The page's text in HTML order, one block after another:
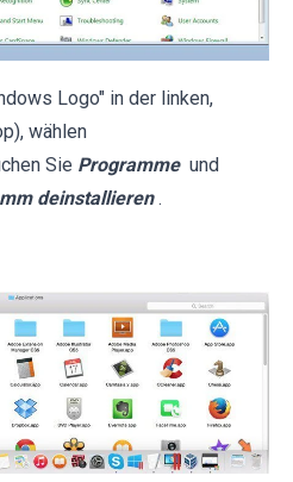
Logo" in der linken,
wählen
Sie Programme und
deinstallieren .